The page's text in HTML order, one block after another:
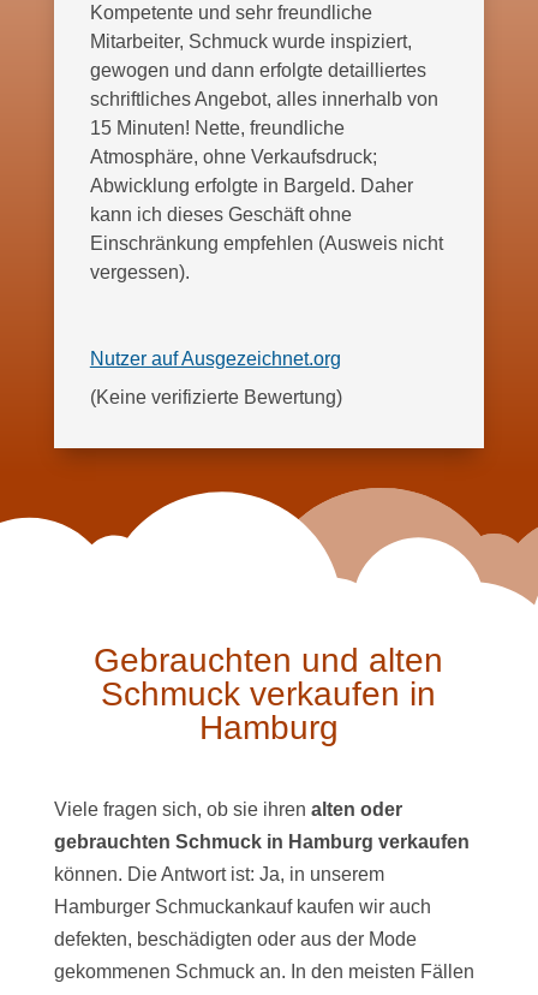
Kompetente und sehr freundliche
Mitarbeiter, Schmuck wurde inspiziert,
gewogen und dann erfolgte detailliertes
schriftliches Angebot, alles innerhalb von
15 Minuten! Nette, freundliche
Atmosphäre, ohne Verkaufsdruck;
Abwicklung erfolgte in Bargeld. Daher
kann ich dieses Geschäft ohne
Einschränkung empfehlen (Ausweis nicht
vergessen).
Nutzer auf Ausgezeichnet.org
(Keine verifizierte Bewertung)
Gebrauchten und alten
Schmuck verkaufen in
Hamburg
Viele fragen sich, ob sie ihren alten oder
gebrauchten Schmuck in Hamburg verkaufen
können. Die Antwort ist: Ja, in unserem
Hamburger Schmuckankauf kaufen wir auch
defekten, beschädigten oder aus der Mode
gekommenen Schmuck an. In den meisten Fällen